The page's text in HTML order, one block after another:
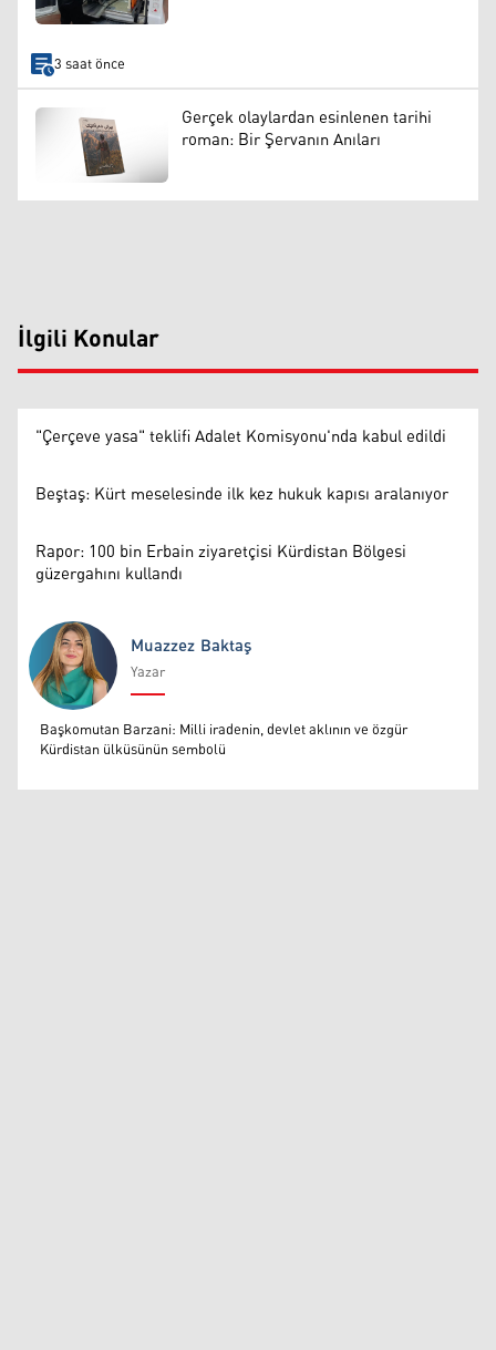
3 saat önce
Gerçek olaylardan esinlenen tarihi
roman: Bir Şervanın Anıları
İlgili Konular
"Çerçeve yasa" teklifi Adalet Komisyonu'nda kabul edildi
Beştaş: Kürt meselesinde ilk kez hukuk kapısı aralanıyor
Rapor: 100 bin Erbain ziyaretçisi Kürdistan Bölgesi
güzergahını kullandı
Muazzez Baktaş
Muazzez Baktaş
Yazar
Başkomutan Barzani: Milli iradenin, devlet aklının ve özgür
Kürdistan ülküsünün sembolü